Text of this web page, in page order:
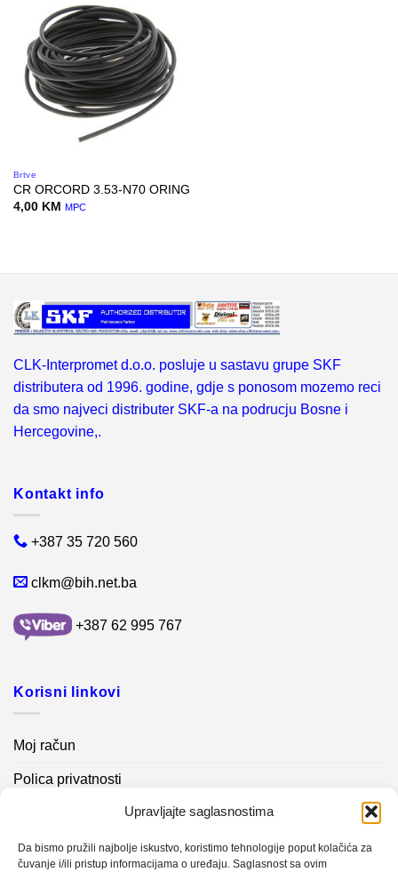
Upravljajte saglasnostima
Da bismo pružili najbolje iskustvo, koristimo tehnologije poput kolačića za
čuvanje i/ili pristup informacijama o uređaju. Saglasnost sa ovim
Brtve
CR ORCORD 3.53-N70 ORING
4,00 KM MPC
CLK-Interpromet d.o.o. posluje u sastavu grupe SKF
distributera od 1996. godine, gdje s ponosom mozemo reci
da smo najveci distributer SKF-a na podrucju Bosne i
Hercegovine,.
Kontakt info
+387 35 720 560
clkm@bih.net.ba
+387 62 995 767
Korisni linkovi
Moj račun
Polica privatnosti
Kontakt info